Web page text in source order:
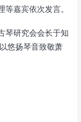
嘉宾依次发言。
研究会会长于知
悠扬琴音致敬萧